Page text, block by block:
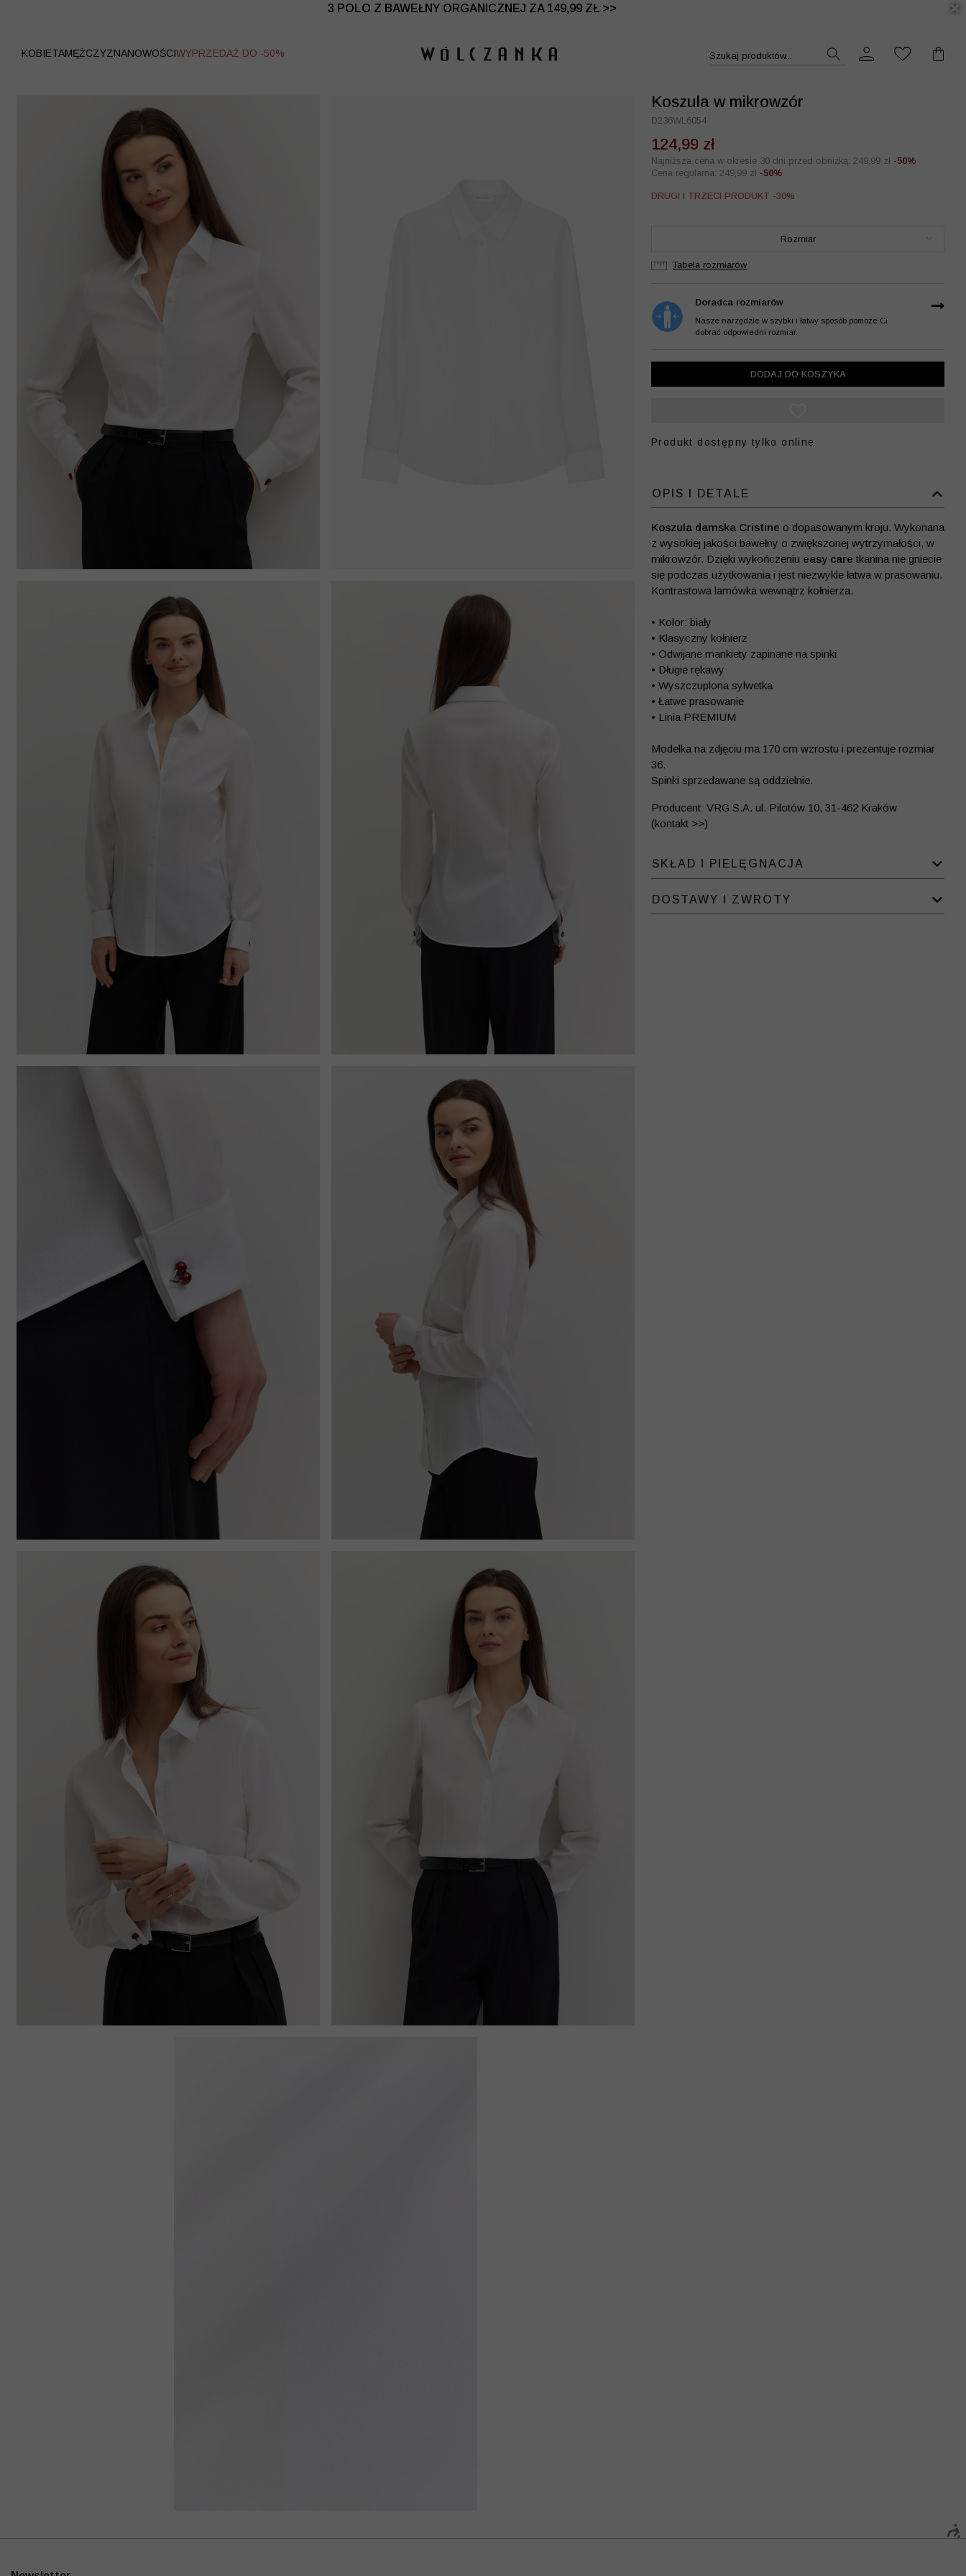
3 POLO Z BAWEŁNY ORGANICZNEJ ZA 149,99 ZŁ >>
WYPRZEDAŻ DO -50% | DODATKOWE -30% NA DRUGI I TRZECI PRODUKT >>
KOBIETAMĘŻCZYZNANOWOŚCIWYPRZEDAŻ DO -50% Szukaj produktów...
Koszula w mikrowzór
D236WL6054
124,99 zł
Najniższa cena w okresie 30 dni przed obniżką: 249,99 zł -50%
Cena regularna: 249,99 zł -50%
DRUGI I TRZECI PRODUKT -30%
Rozmiar
Tabela rozmiarów
Doradca rozmiarów
Nasze narzędzie w szybki i łatwy sposób pomoże Ci
dobrać odpowiedni rozmiar.
DODAJ DO KOSZYKA
Produkt dostępny tylko online
OPIS I DETALE
Koszula damska Cristine o dopasowanym kroju. Wykonana
z wysokiej jakości bawełny o zwiększonej wytrzymałości, w
mikrowzór. Dzięki wykończeniu easy care tkanina nie gniecie
się podczas użytkowania i jest niezwykle łatwa w prasowaniu.
Kontrastowa lamówka wewnątrz kołnierza.
• Kolor: biały
• Klasyczny kołnierz
• Odwijane mankiety zapinane na spinki
• Długie rękawy
• Wyszczuplona sylwetka
• Łatwe prasowanie
• Linia PREMIUM
Modelka na zdjęciu ma 170 cm wzrostu i prezentuje rozmiar
36.
Spinki sprzedawane są oddzielnie.
Producent: VRG S.A. ul. Pilotów 10, 31-462 Kraków
(kontakt >>)
SKŁAD I PIELĘGNACJA
DOSTAWY I ZWROTY